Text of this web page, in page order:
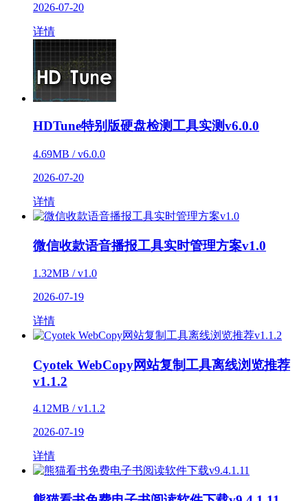
2026-07-20
详情
HDTune特别版硬盘检测工具实测v6.0.0
4.69MB / v6.0.0
2026-07-20
详情
微信收款语音播报工具实时管理方案v1.0
1.32MB / v1.0
2026-07-19
详情
Cyotek WebCopy网站复制工具离线浏览推荐
v1.1.2
4.12MB / v1.1.2
2026-07-19
详情